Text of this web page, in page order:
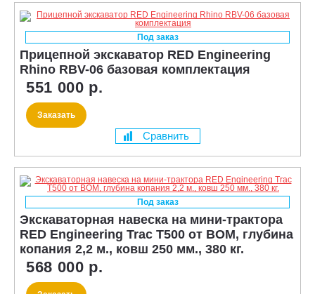
Под заказ
Прицепной экскаватор RED Engineering
Rhino RBV-06 базовая комплектация
551 000 р.
Заказать
Сравнить
Под заказ
Экскаваторная навеска на мини-трактора
RED Engineering Trac T500 от ВОМ, глубина
копания 2,2 м., ковш 250 мм., 380 кг.
568 000 р.